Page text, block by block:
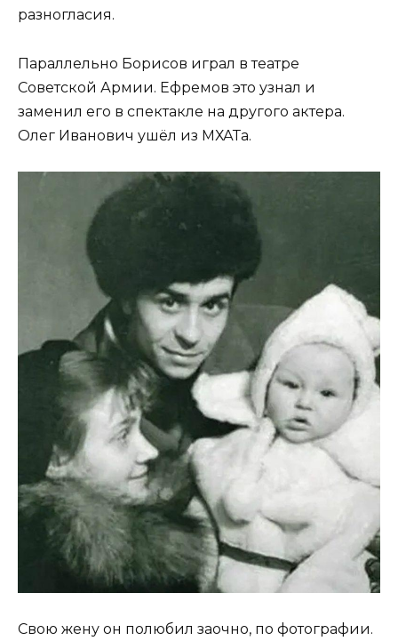
разногласия.
Параллельно Борисов играл в театре
Советской Армии. Ефремов это узнал и
заменил его в спектакле на другого актера.
Олег Иванович ушёл из МХАТа.
Свою жену он полюбил заочно, по фотографии.